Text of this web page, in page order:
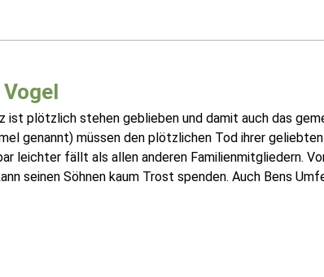
ist plötzlich stehen geblieben und damit auch das
genannt) müssen den plötzlichen Tod ihrer
leichter fällt als allen anderen Familienmitgliedern.
seinen Söhnen kaum Trost spenden. Auch Bens